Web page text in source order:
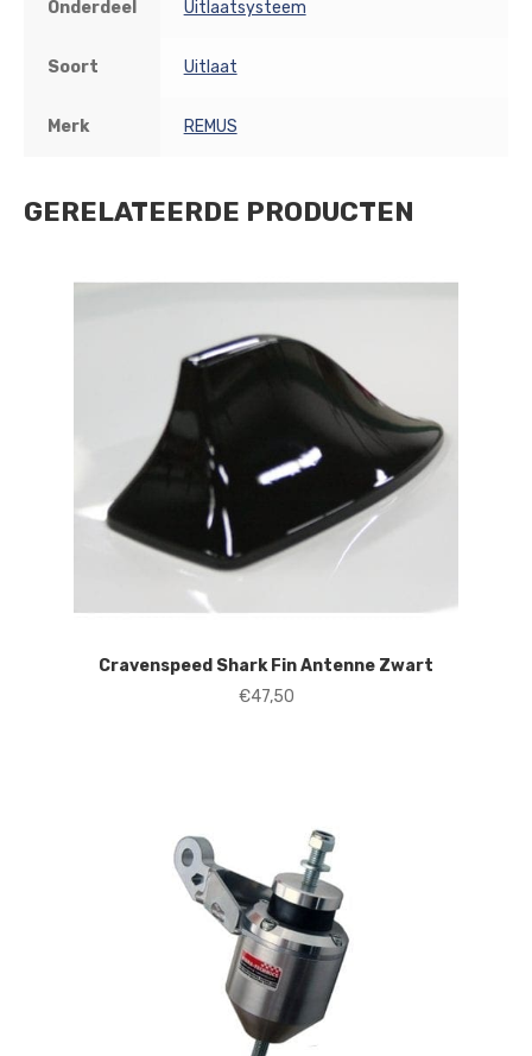
Onderdeel Uitlaatsysteem
Soort Uitlaat
Merk REMUS
GERELATEERDE PRODUCTEN
Cravenspeed Shark Fin Antenne Zwart
€47,50